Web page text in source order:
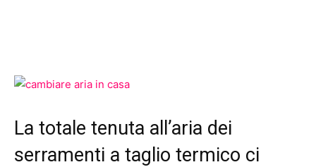
La totale tenuta all’aria dei
serramenti a taglio termico ci